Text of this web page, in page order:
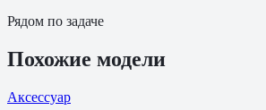
Рядом по задаче
Похожие модели
Аксессуар